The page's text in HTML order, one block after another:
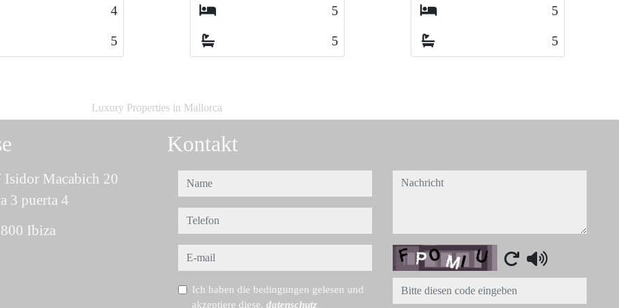
5
5
5
5
5
5
5
5
5
5
Luxury Properties in Mallorca
Isidor Macabich 20
3 puerta 4
Ibiza
Kontakt
name
telefon
e-mail
Ich haben die bedingungen gelesen und
akzeptiere diese. datenschutz
nachricht
Captcha